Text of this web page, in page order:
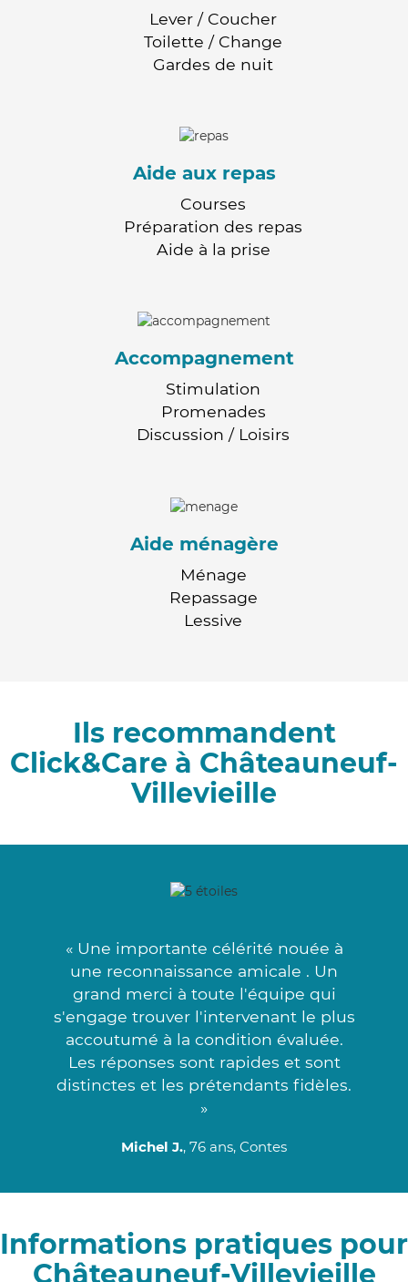
Lever / Coucher
Toilette / Change
Gardes de nuit
Aide aux repas
Courses
Préparation des repas
Aide à la prise
Accompagnement
Stimulation
Promenades
Discussion / Loisirs
Aide ménagère
Ménage
Repassage
Lessive
Ils recommandent
Click&Care à Châteauneuf-
Villevieille
« Une importante célérité nouée à
une reconnaissance amicale . Un
grand merci à toute l'équipe qui
s'engage trouver l'intervenant le plus
accoutumé à la condition évaluée.
Les réponses sont rapides et sont
distinctes et les prétendants fidèles.
»
Michel J., 76 ans, Contes
Informations pratiques pour
Châteauneuf-Villevieille